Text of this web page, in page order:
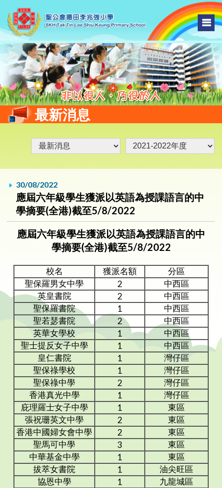
最新消息
30/08/2022
應屆六年級學生獲派以英語為授課語言的中
學摘要(全港)截至5/8/2022
應屆六年級學生獲派以英語為授課語言的中
學摘要(全港)截至5/8/2022
校名 獲派名額
分區
聖保羅男女中學
2
中西區
英皇書院
2
中西區
聖保羅書院
1
中西區
聖若瑟書院
2
中西區
英華女學校
1
中西區
聖士提反女子中學
1
中西區
皇仁書院
1
灣仔區
聖保祿學校
1
灣仔區
聖保祿中學
2
灣仔區
香港真光中學
1
灣仔區
庇理羅士女子中學
1
東區
張祝珊英文中學
2
東區
香港中國婦女會中學
2
東區
聖馬可中學
3
東區
中華基金中學
1
東區
拔萃女書院
1
油尖旺區
協恩中學
1
九龍城區